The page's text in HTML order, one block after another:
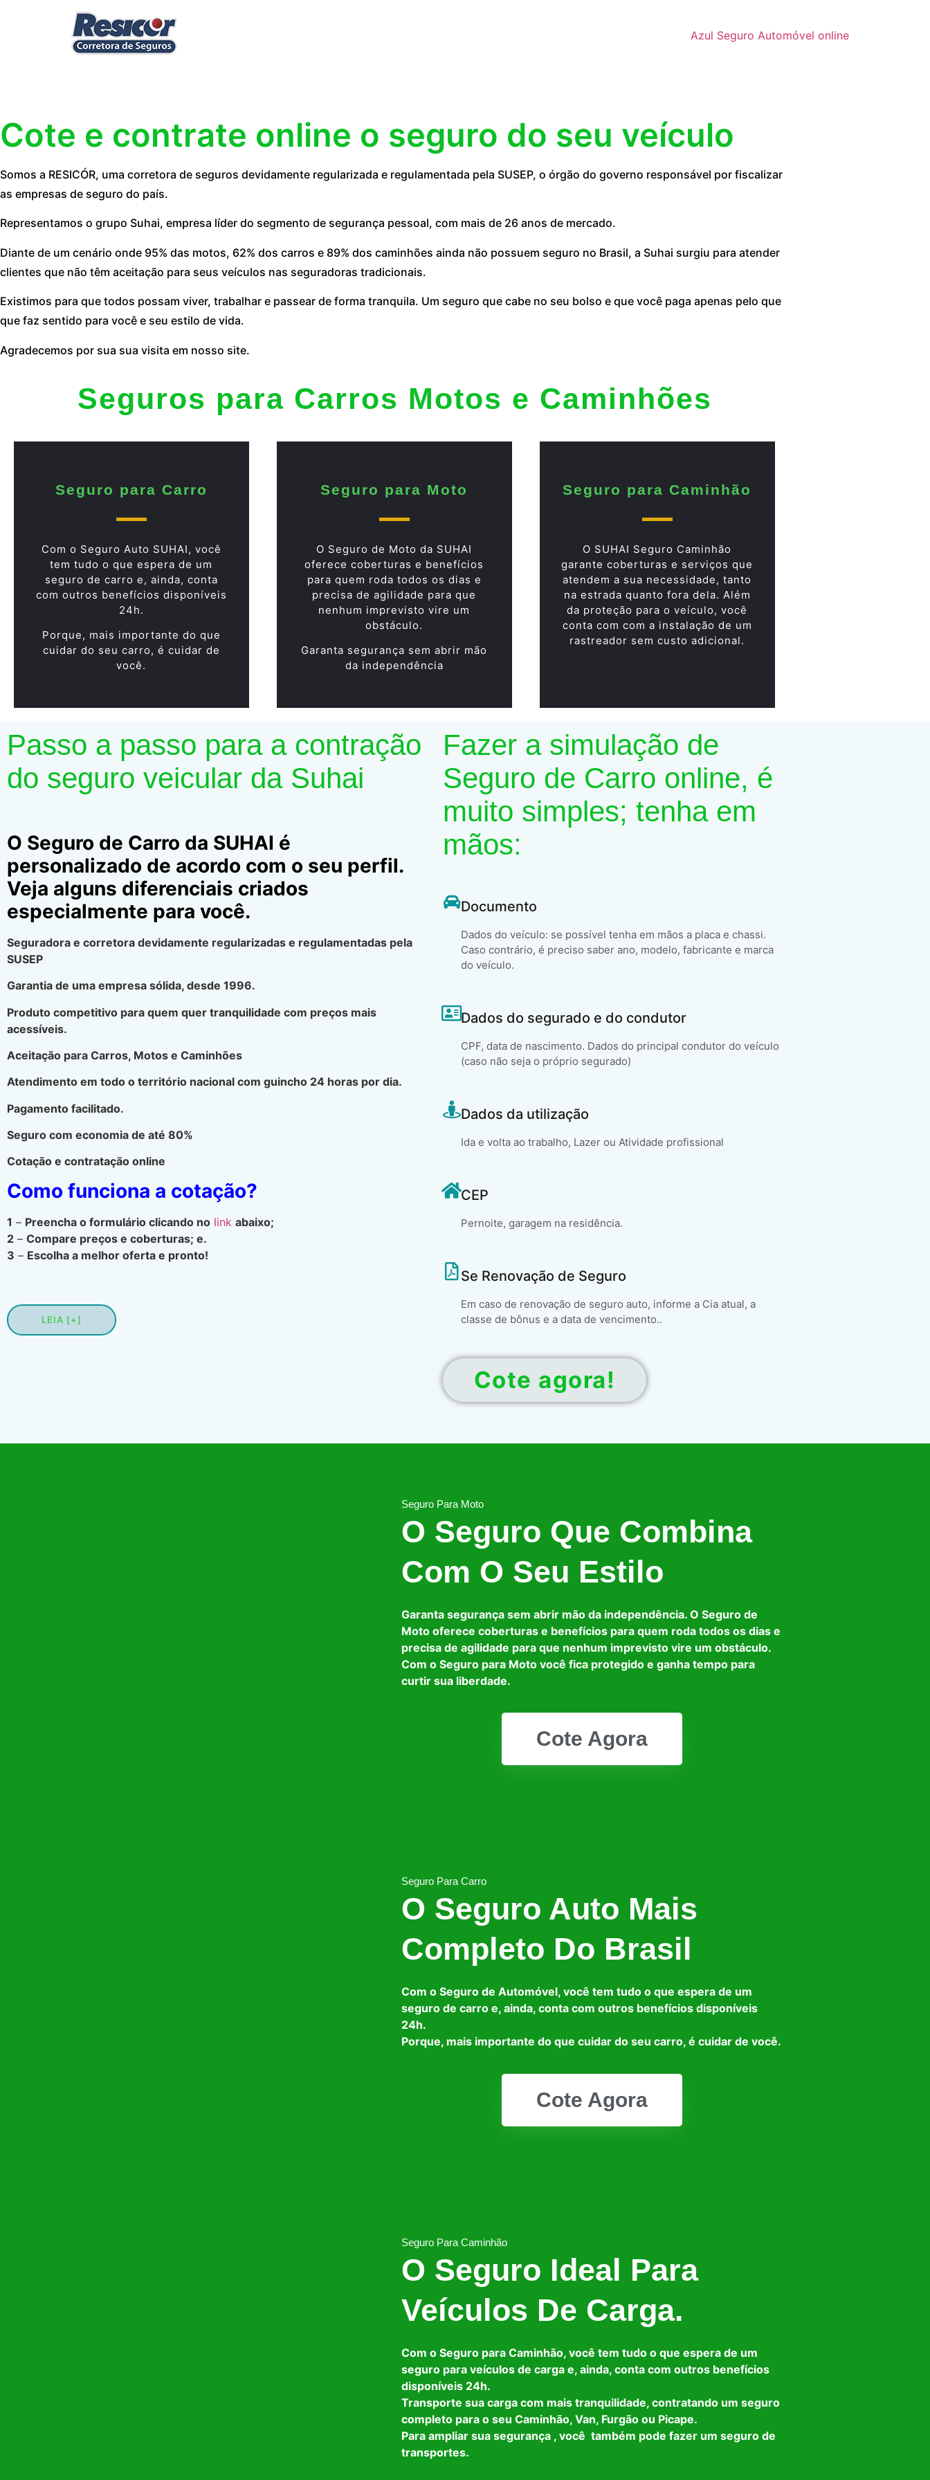
Azul Seguro Automóvel online
Cote e contrate online o seguro do seu veículo
Somos a RESICÓR, uma corretora de seguros devidamente regularizada e regulamentada pela SUSEP, o órgão do governo responsável por fiscalizar
as empresas de seguro do país.
Representamos o grupo Suhai, empresa líder do segmento de segurança pessoal, com mais de 26 anos de mercado.
Diante de um cenário onde 95% das motos, 62% dos carros e 89% dos caminhões ainda não possuem seguro no Brasil, a Suhai surgiu para atender
clientes que não têm aceitação para seus veículos nas seguradoras tradicionais.
Existimos para que todos possam viver, trabalhar e passear de forma tranquila. Um seguro que cabe no seu bolso e que você paga apenas pelo que
que faz sentido para você e seu estilo de vida.
Agradecemos por sua sua visita em nosso site.
Seguros para Carros Motos e Caminhões
Seguro para Carro
Com o Seguro Auto SUHAI, você
tem tudo o que espera de um
seguro de carro e, ainda, conta
com outros benefícios disponíveis
24h.
Porque, mais importante do que
cuidar do seu carro, é cuidar de
você.
Seguro para Moto
O Seguro de Moto da SUHAI
oferece coberturas e benefícios
para quem roda todos os dias e
precisa de agilidade para que
nenhum imprevisto vire um
obstáculo.
Garanta segurança sem abrir mão
da independência
Seguro para Caminhão
O SUHAI Seguro Caminhão
garante coberturas e serviços que
atendem a sua necessidade, tanto
na estrada quanto fora dela. Além
da proteção para o veículo, você
conta com com a instalação de um
rastreador sem custo adicional.
Passo a passo para a contração
do seguro veicular da Suhai
O Seguro de Carro da SUHAI é
personalizado de acordo com o seu perfil.
Veja alguns diferenciais criados
especialmente para você.
Seguradora e corretora devidamente regularizadas e regulamentadas pela
SUSEP
Garantia de uma empresa sólida, desde 1996.
Produto competitivo para quem quer tranquilidade com preços mais
acessíveis.
Aceitação para Carros, Motos e Caminhões
Atendimento em todo o território nacional com guincho 24 horas por dia.
Pagamento facilitado.
Seguro com economia de até 80%
Cotação e contratação online
Como funciona a cotação?
1 – Preencha o formulário clicando no link abaixo;
2 – Compare preços e coberturas; e.
3 – Escolha a melhor oferta e pronto!
LEIA [+]
Fazer a simulação de
Seguro de Carro online, é
muito simples; tenha em
mãos:
Documento
Dados do veículo: se possível tenha em mãos a placa e chassi.
Caso contrário, é preciso saber ano, modelo, fabricante e marca
do veículo.
Dados do segurado e do condutor
CPF, data de nascimento. Dados do principal condutor do veículo
(caso não seja o próprio segurado)
Dados da utilização
Ida e volta ao trabalho, Lazer ou Atividade profissional
CEP
Pernoite, garagem na residência.
Se Renovação de Seguro
Em caso de renovação de seguro auto, informe a Cia atual, a
classe de bônus e a data de vencimento..
Cote agora!
Seguro Para Moto
O Seguro Que Combina
Com O Seu Estilo
Garanta segurança sem abrir mão da independência. O Seguro de
Moto oferece coberturas e benefícios para quem roda todos os dias e
precisa de agilidade para que nenhum imprevisto vire um obstáculo.
Com o Seguro para Moto você fica protegido e ganha tempo para
curtir sua liberdade.
Cote Agora
Seguro Para Carro
O Seguro Auto Mais
Completo Do Brasil
Com o Seguro de Automóvel, você tem tudo o que espera de um
seguro de carro e, ainda, conta com outros benefícios disponíveis
24h.
Porque, mais importante do que cuidar do seu carro, é cuidar de você.
Cote Agora
Seguro Para Caminhão
O Seguro Ideal Para
Veículos De Carga.
Com o Seguro para Caminhão, você tem tudo o que espera de um
seguro para veículos de carga e, ainda, conta com outros benefícios
disponíveis 24h.
Transporte sua carga com mais tranquilidade, contratando um seguro
completo para o seu Caminhão, Van, Furgão ou Picape.
Para ampliar sua segurança , você também pode fazer um seguro de
transportes.